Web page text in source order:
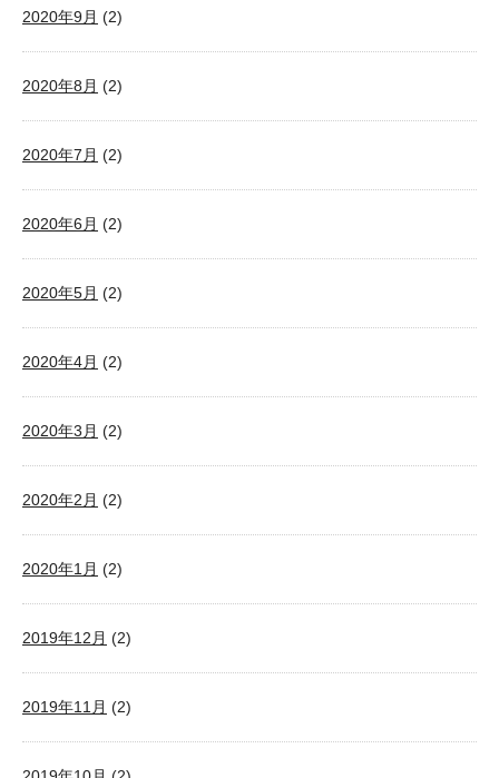
2020年9月 (2)
2020年8月 (2)
2020年7月 (2)
2020年6月 (2)
2020年5月 (2)
2020年4月 (2)
2020年3月 (2)
2020年2月 (2)
2020年1月 (2)
2019年12月 (2)
2019年11月 (2)